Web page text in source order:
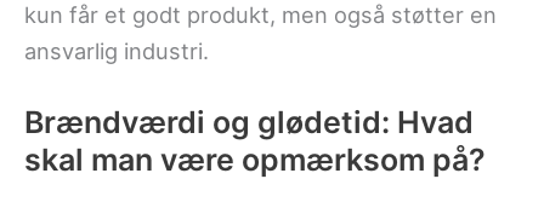
kun får et godt produkt, men også støtter en
ansvarlig industri.
Brændværdi og glødetid: Hvad
skal man være opmærksom på?